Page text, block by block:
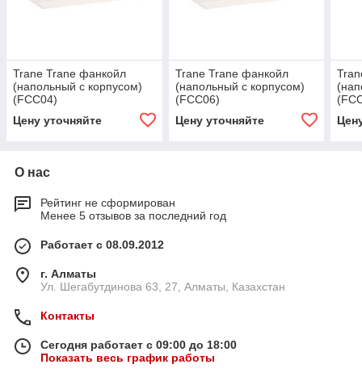
Trane Trane фанкойл
(напольный с корпусом)
(FCC04)
Цену уточняйте
Trane Trane фанкойл
(напольный с корпусом)
(FCC06)
Цену уточняйте
О нас
Рейтинг не сформирован
Менее 5 отзывов за последний год
Работает с 08.09.2012
г. Алматы
Ул. Шегабутдинова 63, 27, Алматы, Казахстан
Контакты
Сегодня работает с 09:00 до 18:00
Показать весь график работы